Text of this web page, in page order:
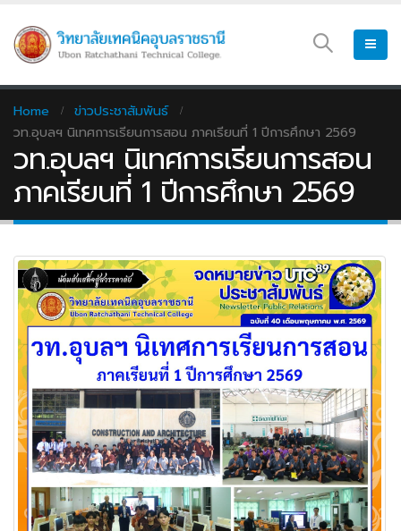
Home
ข่าวประชาสัมพันธ์
วท.อุบลฯ นิเทศการเรียนการสอน ภาคเรียนที่ 1 ปีการศึกษา 2569
วท.อุบลฯ นิเทศการเรียนการสอน
ภาคเรียนที่ 1 ปีการศึกษา 2569